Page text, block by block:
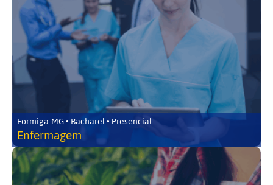
Formiga-MG • Bacharel • Presencial
Enfermagem